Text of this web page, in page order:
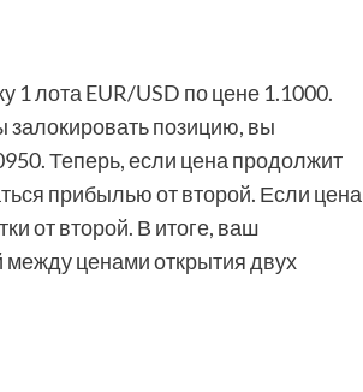
1 лота EUR/USD по цене 1.1000.
залокировать позицию, вы
Теперь, если цена продолжит
прибылью от второй. Если цена
от второй. В итоге, ваш
ценами открытия двух